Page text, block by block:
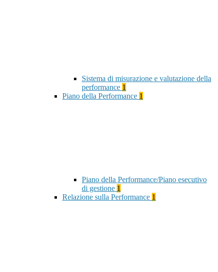
Sistema di misurazione e valutazione della
performance 1
Piano della Performance 1
Piano della Performance/Piano esecutivo
di gestione 1
Relazione sulla Performance 1